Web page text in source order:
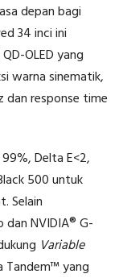
depan bagi
34 inci ini
OLED yang
warna sinematik,
response time
Delta E<2,
500 untuk
Selain
dan NVIDIA® G-
Variable
Tandem™ yang